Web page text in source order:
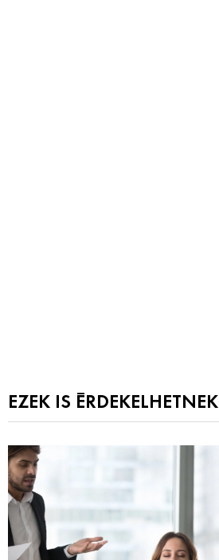
EZEK IS ÉRDEKELHETNEK